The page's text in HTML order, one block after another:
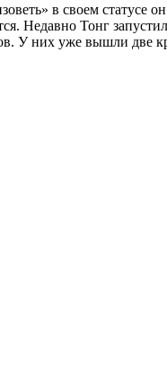
в своем статусе
Недавно Тонг
У них уже вышли две